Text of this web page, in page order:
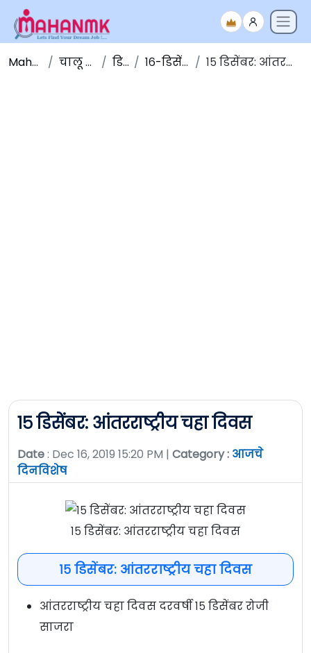
Maha NMK चालू घडामोडी डिसेंबर १६-डिसेंबर-२०१९ १५ डिसेंबर: आंतरराष्ट्रीय चहा दिवस
१५ डिसेंबर: आंतरराष्ट्रीय चहा दिवस
Date: Dec 16, 2019 15:20 PM | Category : आजचे
दिनविशेष
१५ डिसेंबर: आंतरराष्ट्रीय चहा दिवस
१५ डिसेंबर: आंतरराष्ट्रीय चहा दिवस
आंतरराष्ट्रीय चहा दिवस दरवर्षी १५ डिसेंबर रोजी
साजरा